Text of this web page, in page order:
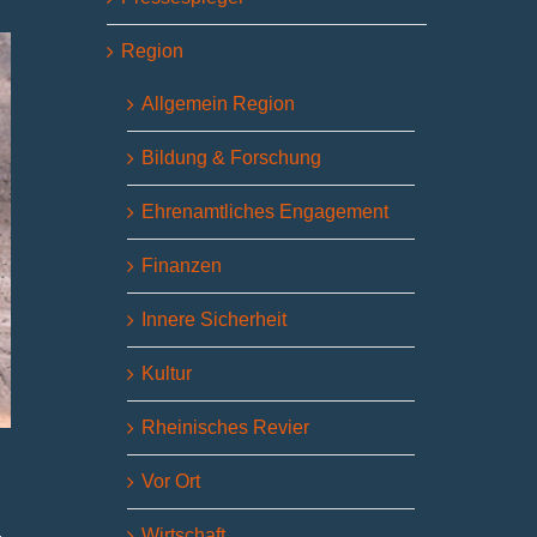
Region
Allgemein Region
Bildung & Forschung
Ehrenamtliches Engagement
Finanzen
Innere Sicherheit
Kultur
Rheinisches Revier
Vor Ort